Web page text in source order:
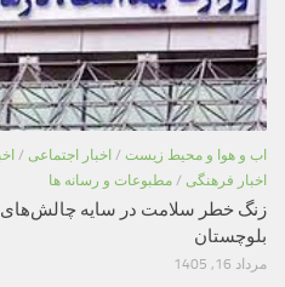
اب و هوا و محیط زیست / اخبار اجتماعی /
اخبار فرهنگی / مطبوعات و رسانه ها
زنگ خطر سلامت در سایه
بلوچستان
مرداد 16, 1405